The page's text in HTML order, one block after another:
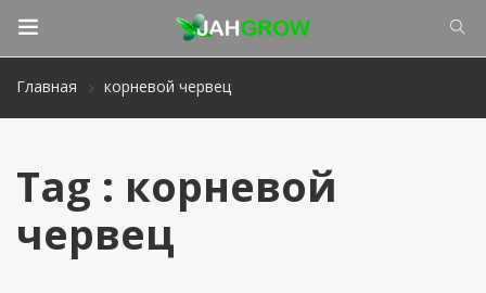
Главная корневой червец
Tag : корневой
червец